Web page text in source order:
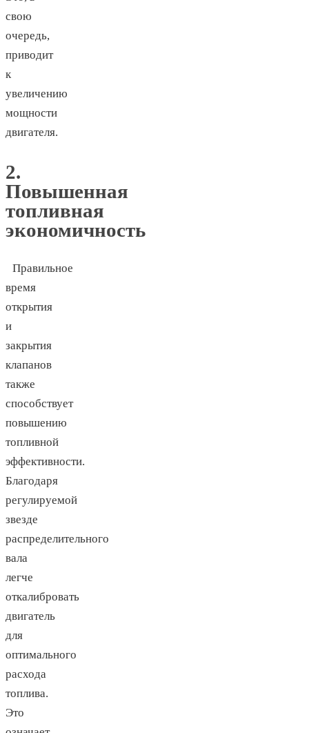
свою
очередь,
приводит
к
увеличению
мощности
двигателя.
2.
Повышенная
топливная
экономичность
Правильное
время
открытия
и
закрытия
клапанов
также
способствует
повышению
топливной
эффективности.
Благодаря
регулируемой
звезде
распределительного
вала
легче
откалибровать
двигатель
для
оптимального
расхода
топлива.
Это